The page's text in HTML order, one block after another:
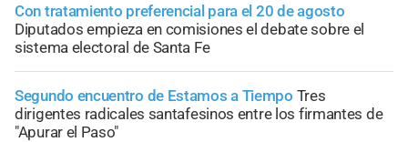
Con tratamiento preferencial para el 20 de agosto
Diputados empieza en comisiones el debate sobre el
sistema electoral de Santa Fe
Segundo encuentro de Estamos a Tiempo Tres
dirigentes radicales santafesinos entre los firmantes de
"Apurar el Paso"